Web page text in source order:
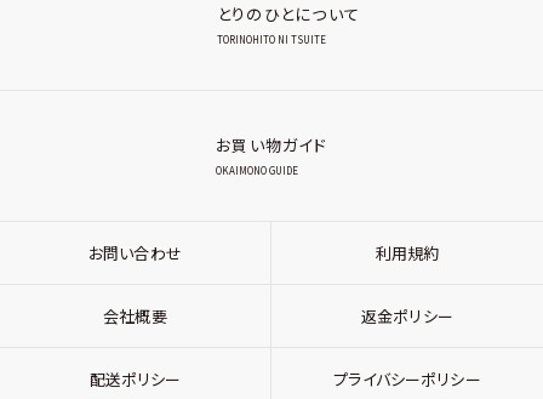
とりのひとについて
TORINOHITO NI TSUITE
お買い物ガイド
OKAIMONO GUIDE
お問い合わせ 利用規約
会社概要 返金ポリシー
配送ポリシー プライバシーポリシー